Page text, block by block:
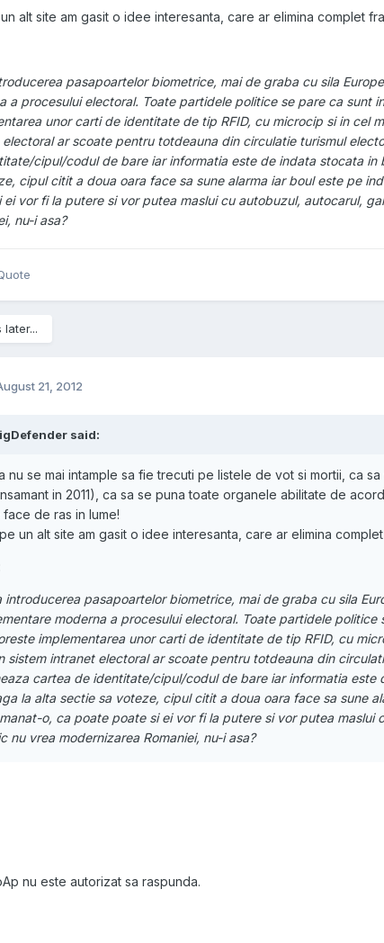
alt site am gasit o idee interesanta, care ar elimina complet
pasapoartelor biometrice, mai de graba cu sila
a procesului electoral. Toate partidele politice se pare ca sunt
unor carti de identitate de tip RFID, cu microcip si in
ar scoate pentru totdeauna din circulatie turismul
cipul/codul de bare iar informatia este de indata stocata
cipul citit a doua oara face sa sune alarma iar boul este pe
ei vor fi la putere si vor putea maslui cu autobuzul, autocarul,
nu-i asa?
later...
21, 2012
said:
nu se mai intample sa fie trecuti pe listele de vot si mortii, ca
in 2011), ca sa se puna toate organele abilitate de
face de ras in lume!
un alt site am gasit o idee interesanta, care ar elimina
introducerea pasapoartelor biometrice, mai de graba cu sila
moderna a procesului electoral. Toate partidele
implementarea unor carti de identitate de tip RFID, cu
sistem intranet electoral ar scoate pentru totdeauna din
cartea de identitate/cipul/codul de bare iar informatia
la alta sectie sa voteze, cipul citit a doua oara face sa sune
o, ca poate poate si ei vor fi la putere si vor putea maslui
nu vrea modernizarea Romaniei, nu-i asa?
nu este autorizat sa raspunda.